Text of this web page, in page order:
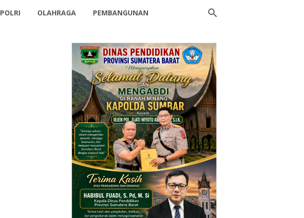
POLRI OLAHRAGA PEMBANGUNAN